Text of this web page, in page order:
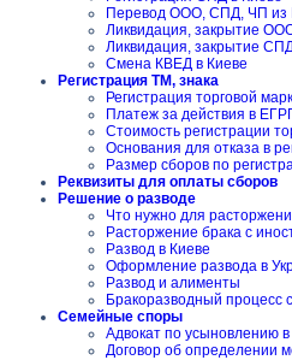
Перевод ООО, СПД, ЧП из
Ликвидация, закрытие
Ликвидация, закрытие
Смена КВЕД в Киеве
Регистрация ТМ, знака
Регистрация торговой
Платеж за действия в
Стоимость регистрации
Основания для отказа в
Размер сборов по
Реквизиты для оплаты сборов
Решение о разводе
Что нужно для
Расторжение брака с
Развод в Киеве
Оформление развода в
Развод и алименты
Бракоразводный процесс
Семейные споры
Адвокат по усыновлению в
Договор об определении